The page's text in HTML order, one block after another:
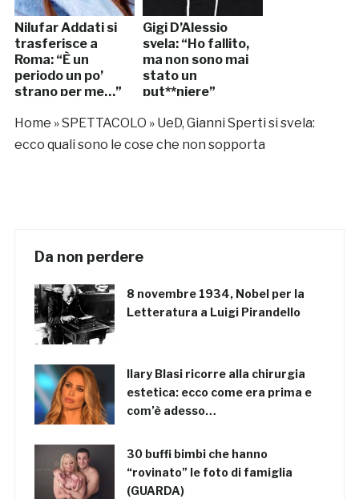
Nilufar Addati si
trasferisce a
Roma: “È un
periodo un po’
strano per me…”
Gigi D’Alessio
svela: “Ho fallito,
ma non sono mai
stato un
put**niere”
Home »SPETTACOLO » UeD, Gianni Sperti si svela:
ecco quali sono le cose che non sopporta
Da non perdere
8 novembre 1934, Nobel per la
Letteratura a Luigi Pirandello
Ilary Blasi ricorre alla chirurgia
estetica: ecco come era prima e
com’è adesso…
30 buffi bimbi che hanno
“rovinato” le foto di famiglia
(GUARDA)